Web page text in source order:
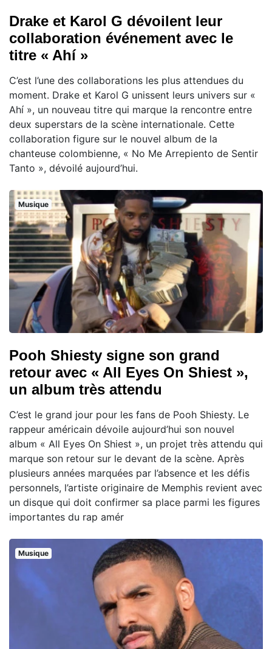
Drake et Karol G dévoilent leur
collaboration événement avec le
titre « Ahí »
C’est l’une des collaborations les plus attendues du
moment. Drake et Karol G unissent leurs univers sur «
Ahí », un nouveau titre qui marque la rencontre entre
deux superstars de la scène internationale. Cette
collaboration figure sur le nouvel album de la
chanteuse colombienne, « No Me Arrepiento de Sentir
Tanto », dévoilé aujourd’hui.
Musique
Pooh Shiesty signe son grand
retour avec « All Eyes On Shiest »,
un album très attendu
C’est le grand jour pour les fans de Pooh Shiesty. Le
rappeur américain dévoile aujourd’hui son nouvel
album « All Eyes On Shiest », un projet très attendu qui
marque son retour sur le devant de la scène. Après
plusieurs années marquées par l’absence et les défis
personnels, l’artiste originaire de Memphis revient avec
un disque qui doit confirmer sa place parmi les figures
importantes du rap amér
Musique